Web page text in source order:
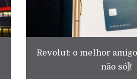
Revolut: o melhor
não só]!